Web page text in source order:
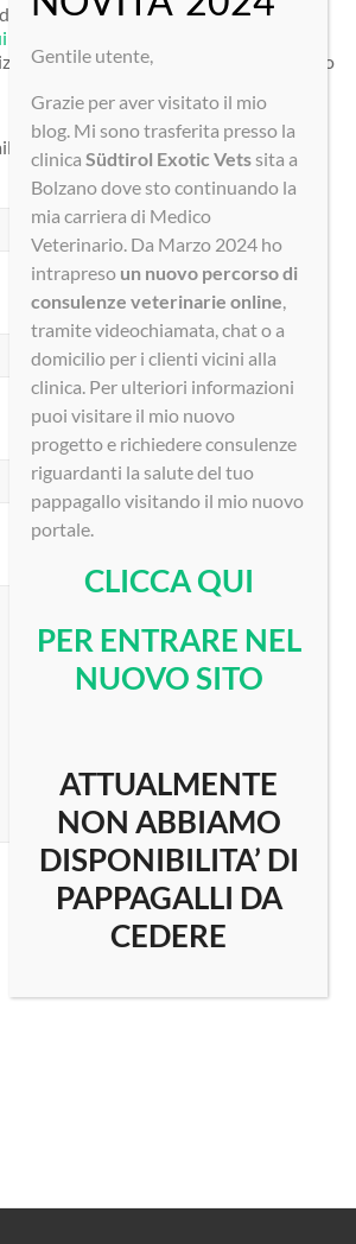
esemplari e tanto altro ancora dal
dalla Dott.ssa sul fantastico mondo
casella della Dott.ssa Ardizzone:
Gentile utente,
Grazie per aver visitato il mio
blog. Mi sono trasferita presso la
clinica Südtirol Exotic Vets sita a
Bolzano dove sto continuando la
mia carriera di Medico
Veterinario. Da Marzo 2024 ho
intrapreso un nuovo percorso di
consulenze veterinarie online
tramite videochiamata, chat o a
domicilio per i clienti vicini alla
clinica. Per ulteriori informazioni
puoi visitare il mio nuovo
progetto e richiedere consulenze
riguardanti la salute del tuo
pappagallo visitando il mio nuovo
portale.
CLICCA QUI
PER ENTRARE NEL
NUOVO SITO
ATTUALMENTE
NON ABBIAMO
DISPONIBILITA’ DI
PAPPAGALLI DA
CEDERE